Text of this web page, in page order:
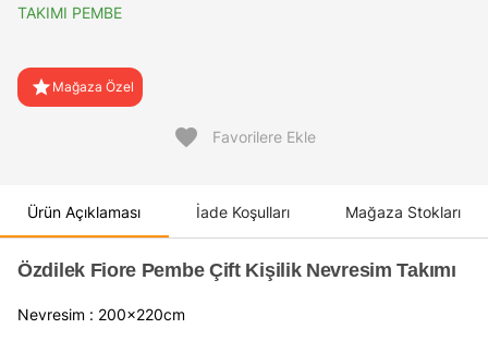
TAKIMI PEMBE
star Mağaza Özel
favorite Favorilere Ekle
Ürün Açıklaması İade Koşulları Mağaza Stokları
Özdilek Fiore Pembe Çift Kişilik Nevresim Takımı
Nevresim : 200x220cm